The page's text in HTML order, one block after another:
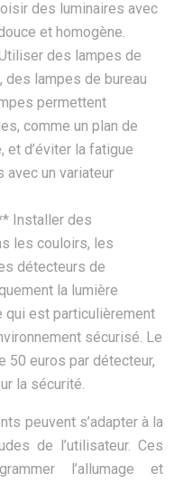
des luminaires avec
et homogène.
des lampes de
lampes de bureau
permettent
comme un plan de
et d’éviter la fatigue
un variateur
Installer des
les couloirs, les
détecteurs de
la lumière
qui est particulièrement
sécurisé. Le
50 euros par détecteur,
la sécurité.
peuvent s’adapter à la
de l’utilisateur. Ces
l’allumage et